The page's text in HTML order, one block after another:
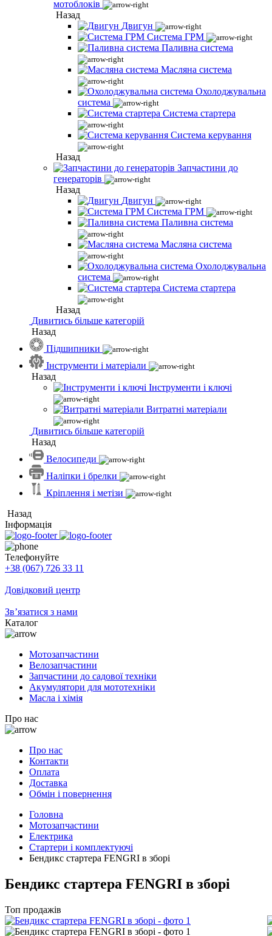
мотоблоків
Назад
Двигун
Система ГРМ
Паливна система
Масляна система
Охолоджувальна
система
Система стартера
Система керування
Назад
Запчастини до
генераторів
Назад
Двигун
Система ГРМ
Паливна система
Масляна система
Охолоджувальна
система
Система стартера
Назад
Дивитись більше категорій
Назад
Підшипники
Інструменти і матеріали
Назад
Інструменти і ключі
Витратні матеріали
Дивитись більше категорій
Назад
Велосипеди
Наліпки і брелки
Кріплення і метізи
Назад
Інформація
Телефонуйте
+38 (067) 726 33 11
Довідковий центр
Зв’язатися з нами
Каталог
Мотозапчастини
Велозапчастини
Запчастини до садової техніки
Акумулятори для мототехніки
Масла і хімія
Про нас
Про нас
Контакти
Оплата
Доставка
Обмін і повернення
Головна
Мотозапчастини
Електрика
Стартери і комплектуючі
Бендикс стартера FENGRI в зборі
Бендикс стартера FENGRI в зборі
Топ продажів